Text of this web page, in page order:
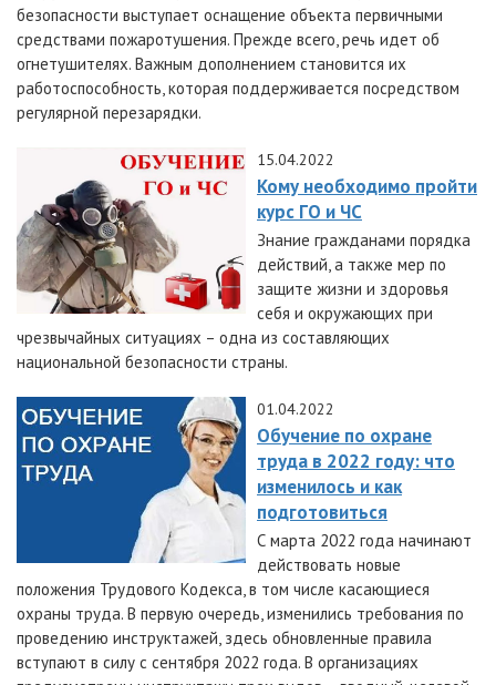
безопасности выступает оснащение объекта первичными
средствами пожаротушения. Прежде всего, речь идет об
огнетушителях. Важным дополнением становится их
работоспособность, которая поддерживается посредством
регулярной перезарядки.
15.04.2022
Кому необходимо пройти
курс ГО и ЧС
Знание гражданами порядка
действий, а также мер по
защите жизни и здоровья
себя и окружающих при
чрезвычайных ситуациях – одна из составляющих
национальной безопасности страны.
01.04.2022
Обучение по охране
труда в 2022 году: что
изменилось и как
подготовиться
С марта 2022 года начинают
действовать новые
положения Трудового Кодекса, в том числе касающиеся
охраны труда. В первую очередь, изменились требования по
проведению инструктажей, здесь обновленные правила
вступают в силу с сентября 2022 года. В организациях